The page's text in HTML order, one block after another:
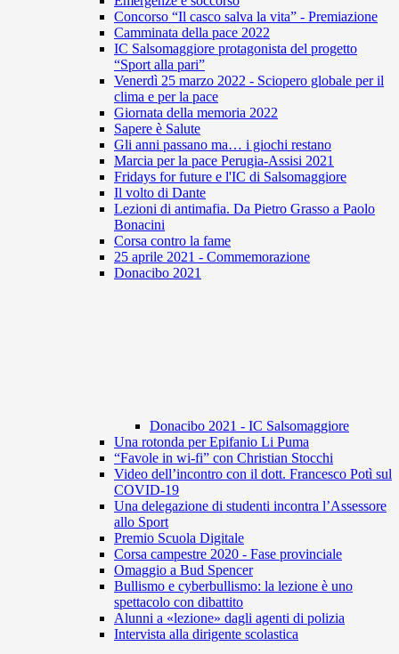
Concorso “Il casco salva la vita” - Premiazione
Camminata della pace 2022
IC Salsomaggiore protagonista del progetto
“Sport alla pari”
Venerdì 25 marzo 2022 - Sciopero globale per il
clima e per la pace
Giornata della memoria 2022
Sapere è Salute
Gli anni passano ma… i giochi restano
Marcia per la pace Perugia-Assisi 2021
Fridays for future e l'IC di Salsomaggiore
Il volto di Dante
Lezioni di antimafia. Da Pietro Grasso a Paolo
Bonacini
Corsa contro la fame
25 aprile 2021 - Commemorazione
Donacibo 2021
Donacibo 2021 - IC Salsomaggiore
Una rotonda per Epifanio Li Puma
“Favole in wi-fi” con Christian Stocchi
Video dell’incontro con il dott. Francesco Potì sul
COVID-19
Una delegazione di studenti incontra l’Assessore
allo Sport
Premio Scuola Digitale
Corsa campestre 2020 - Fase provinciale
Omaggio a Bud Spencer
Bullismo e cyberbullismo: la lezione è uno
spettacolo con dibattito
Alunni a «lezione» dagli agenti di polizia
Intervista alla dirigente scolastica